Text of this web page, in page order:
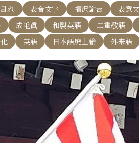
れ 表音文字 福沢諭吉 表意
成毛眞 和製英語 二重敬語
英語 日本語廃止論 外来語